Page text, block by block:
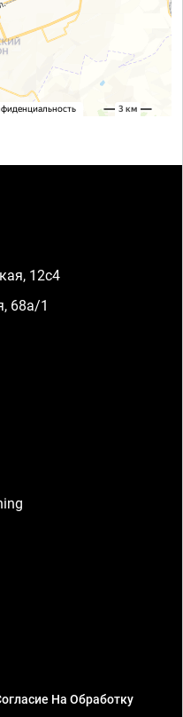
12с4
68а/1
На Обработку